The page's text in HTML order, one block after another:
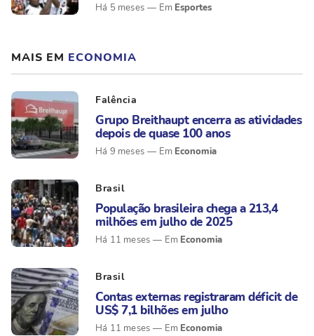
Há 5 meses Esportes
MAIS EM ECONOMIA
Falência
Grupo Breithaupt encerra as atividades
depois de quase 100 anos
Há 9 meses Economia
Brasil
População brasileira chega a 213,4
milhões em julho de 2025
Há 11 meses Economia
Brasil
Contas externas registraram déficit de
US$ 7,1 bilhões em julho
Há 11 meses Economia